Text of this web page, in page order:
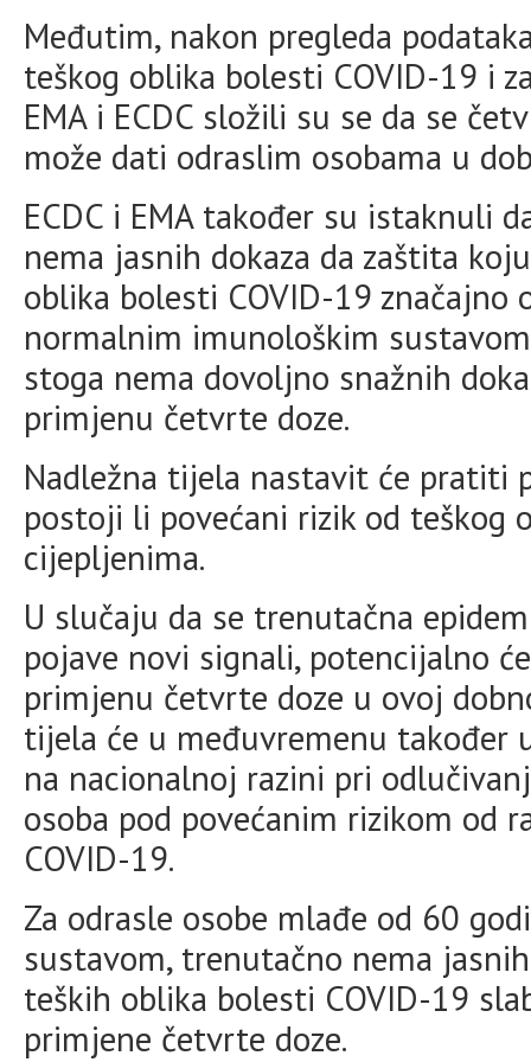
Međutim, nakon pregleda
teškog oblika bolesti COVID-19 i
EMA i ECDC složili su se da se
može dati odraslim osobama u
ECDC i EMA također su istaknuli
nema jasnih dokaza da zaštita
oblika bolesti COVID-19 značajno
normalnim imunološkim
stoga nema dovoljno snažnih
primjenu četvrte doze.
Nadležna tijela nastavit će pratiti
postoji li povećani rizik od teškog
cijepljenima.
U slučaju da se trenutačna
pojave novi signali, potencijalno
primjenu četvrte doze u ovoj
tijela će u međuvremenu također
na nacionalnoj razini pri
osoba pod povećanim rizikom od
COVID-19.
Za odrasle osobe mlađe od 60
sustavom, trenutačno nema
teških oblika bolesti COVID-19
primjene četvrte doze.